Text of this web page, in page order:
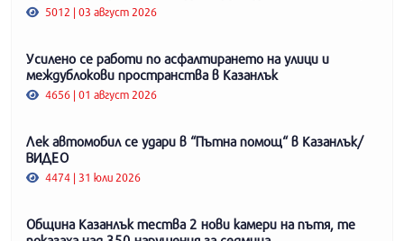
5012 | 03 август 2026
Усилено се работи по асфалтирането на улици и
междублокови пространства в Казанлък
4656 | 01 август 2026
Лек автомобил се удари в “Пътна помощ“ в Казанлък/
ВИДЕО
4474 | 31 юли 2026
Община Казанлък тества 2 нови камери на пътя, те